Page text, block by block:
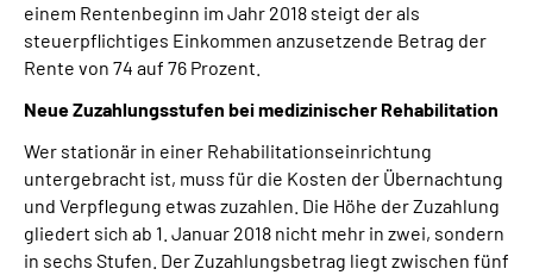
einem Rentenbeginn im Jahr 2018 steigt der als
steuerpflichtiges Einkommen anzusetzende Betrag der
Rente von 74 auf 76 Prozent.
Neue Zuzahlungsstufen bei medizinischer Rehabilitation
Wer stationär in einer Rehabilitationseinrichtung
untergebracht ist, muss für die Kosten der Übernachtung
und Verpflegung etwas zuzahlen. Die Höhe der Zuzahlung
gliedert sich ab 1. Januar 2018 nicht mehr in zwei, sondern
in sechs Stufen. Der Zuzahlungsbetrag liegt zwischen fünf